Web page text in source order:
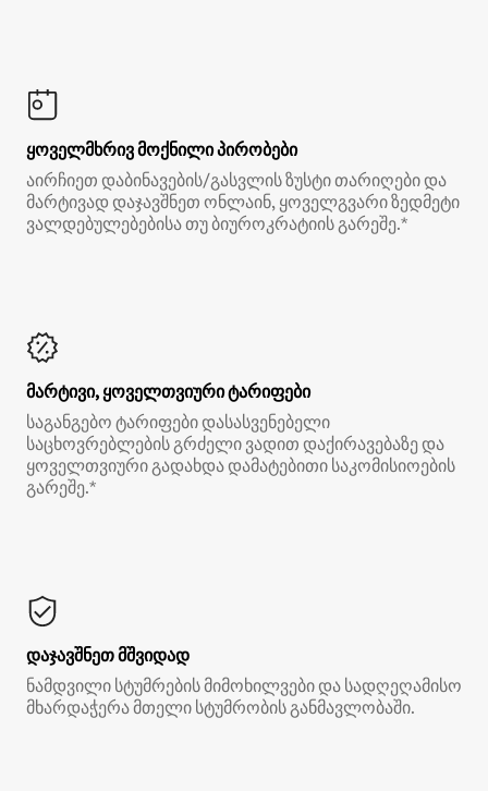
ყოველმხრივ მოქნილი პირობები
აირჩიეთ დაბინავების/გასვლის ზუსტი თარიღები და
მარტივად დაჯავშნეთ ონლაინ, ყოველგვარი ზედმეტი
ვალდებულებებისა თუ ბიუროკრატიის გარეშე.*
მარტივი, ყოველთვიური ტარიფები
საგანგებო ტარიფები დასასვენებელი
საცხოვრებლების გრძელი ვადით დაქირავებაზე და
ყოველთვიური გადახდა დამატებითი საკომისიოების
გარეშე.*
დაჯავშნეთ მშვიდად
ნამდვილი სტუმრების მიმოხილვები და სადღეღამისო
მხარდაჭერა მთელი სტუმრობის განმავლობაში.